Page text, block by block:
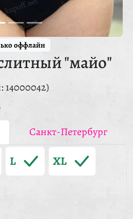
оффлайн
"майо"
14000042)
Санкт-Петербург
L XL